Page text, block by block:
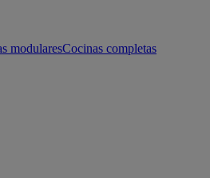
modularesCocinas completas